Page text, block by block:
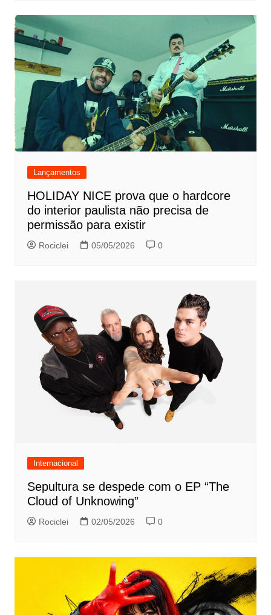
Lançamentos
HOLIDAY NICE prova que o hardcore
do interior paulista não precisa de
permissão para existir
Rociclei 05/05/2026 0
Internacional
Sepultura se despede com o EP “The
Cloud of Unknowing”
Rociclei 02/05/2026 0